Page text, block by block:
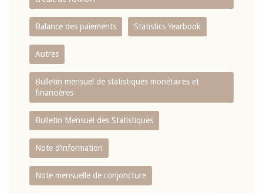
Balance des paiements Statistics Yearbook
Autres
Bulletin mensuel de statistiques monétaires et
financières
Bulletin Mensuel des Statistiques
Note d’information
Note mensuelle de conjoncture